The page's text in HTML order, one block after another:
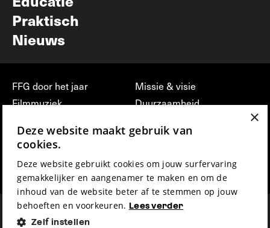
Praktisch
Nieuws
FFG door het jaar
Filmmuziek
Press & Industry
Film Fest Friends
Missie & visie
Duurzaamheid
vrijwilligerswerk bij FFG
Privacy & Disclaimer
×
Deze website maakt gebruik van
cookies.
Deze website gebruikt cookies om jouw surfervaring
gemakkelijker en aangenamer te maken en om de
inhoud van de website beter af te stemmen op jouw
behoeften en voorkeuren. Lees verder
Zelf instellen